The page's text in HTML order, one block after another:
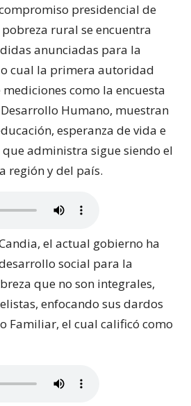
presidencial de
rural se encuentra
anunciadas para la
cual la primera autoridad
como la encuesta
Desarrollo Humano, muestran
esperanza de vida e
administra sigue siendo el
región y del país.
el actual gobierno ha
social para la
que no son integrales,
enfocando sus dardos
Familiar, el cual calificó como